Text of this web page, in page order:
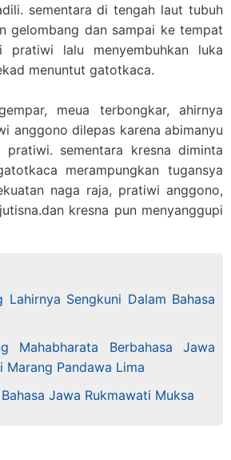
sementara di tengah laut tubuh
gelombang dan sampai ke tempat
lalu menyembuhkan luka
menuntut gatotkaca.
meua terbongkar, ahirnya
anggono dilepas karena abimanyu
sementara kresna diminta
merampungkan tugansya
naga raja, pratiwi anggono,
kresna pun menyanggupi
Lahirnya Sengkuni Dalam Bahasa
Mahabharata Berbahasa Jawa
Marang Pandawa Lima
Jawa Rukmawati Muksa